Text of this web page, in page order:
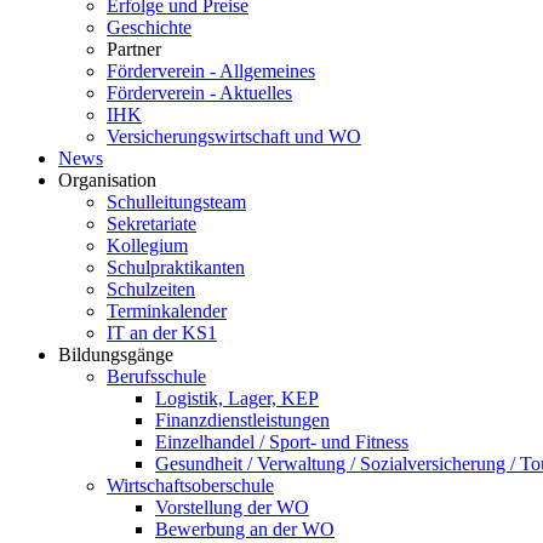
Erfolge und Preise
Geschichte
Partner
Förderverein - Allgemeines
Förderverein - Aktuelles
IHK
Versicherungswirtschaft und WO
News
Organisation
Schulleitungsteam
Sekretariate
Kollegium
Schulpraktikanten
Schulzeiten
Terminkalender
IT an der KS1
Bildungsgänge
Berufsschule
Logistik, Lager, KEP
Finanzdienstleistungen
Einzelhandel / Sport- und Fitness
Gesundheit / Verwaltung / Sozialversicherung /
Wirtschaftsoberschule
Vorstellung der WO
Bewerbung an der WO